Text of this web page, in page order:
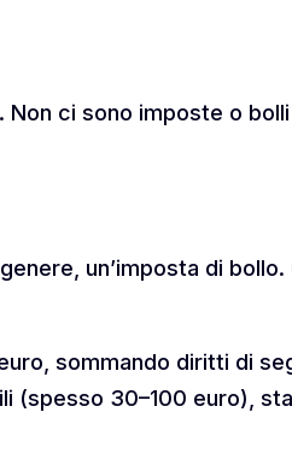
Non ci sono imposte o
un’imposta di bollo.
sommando diritti di
(spesso 30–100 euro),